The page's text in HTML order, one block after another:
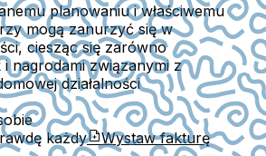
planowaniu i właściwemu
mogą zanurzyć się w
ciesząc się zarówno
nagrodami związanymi z
działalności
każdy
Wystaw fakturę